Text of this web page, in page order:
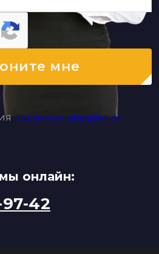
мне
политики обработки
мы онлайн:
42